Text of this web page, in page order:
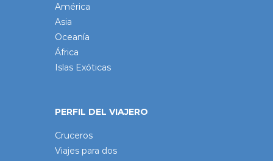
América
Asia
Oceanía
África
Islas Exóticas
PERFIL DEL VIAJERO
Cruceros
Viajes para dos